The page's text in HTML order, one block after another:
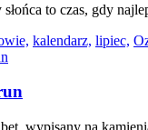
to czas, gdy
kalendarz, lipiec,
wypisany na